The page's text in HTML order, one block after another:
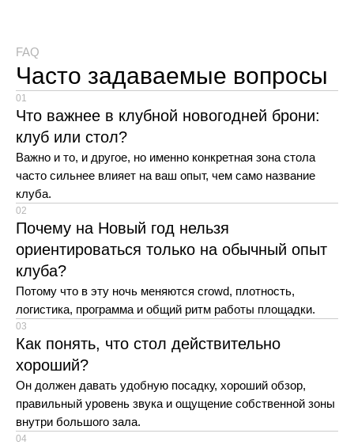
FAQ
Часто задаваемые вопросы
01
Что важнее в клубной новогодней брони:
клуб или стол?
Важно и то, и другое, но именно конкретная зона стола
часто сильнее влияет на ваш опыт, чем само название
клуба.
02
Почему на Новый год нельзя
ориентироваться только на обычный опыт
клуба?
Потому что в эту ночь меняются crowd, плотность,
логистика, программа и общий ритм работы площадки.
03
Как понять, что стол действительно
хороший?
Он должен давать удобную посадку, хороший обзор,
правильный уровень звука и ощущение собственной зоны
внутри большого зала.
04
*Instagram принадлежит Meta (организация
признана экстремистской и запрещена на
территории РФ)